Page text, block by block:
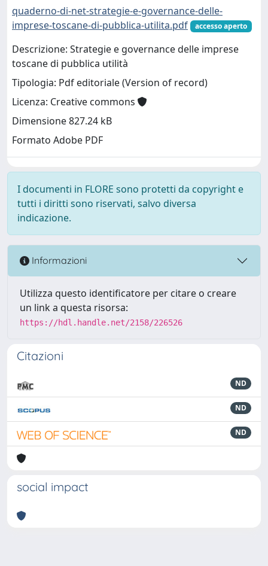
quaderno-di-net-strategie-e-governance-delle-
imprese-toscane-di-pubblica-utilita.pdf
accesso aperto
Descrizione: Strategie e governance delle imprese
toscane di pubblica utilità
Tipologia: Pdf editoriale (Version of record)
Licenza: Creative commons
Dimensione 827.24 kB
Formato Adobe PDF
I documenti in FLORE sono protetti da copyright e
tutti i diritti sono riservati, salvo diversa
indicazione.
Informazioni
Utilizza questo identificatore per citare o creare
un link a questa risorsa:
https://hdl.handle.net/2158/226526
Citazioni
ND
ND
ND
social impact